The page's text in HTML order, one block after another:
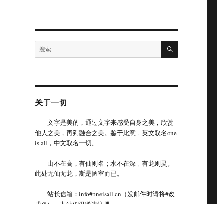
搜
索：
搜
关于一切
文字是美的，通过文字来感受自身之美，欣赏
他人之美，再到融合之美。鉴于此意，英文取名one
is all，中文取名一切。
山不在高，有仙则名；水不在深，有龙则灵。
此处无仙无龙，斯是陋室而已。
站长信箱：info#oneisall.cn（发邮件时请将#改